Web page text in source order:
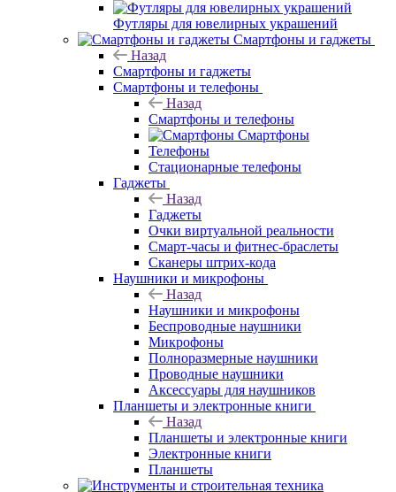
Футляры для ювелирных украшений
Смартфоны и гаджеты
Назад
Смартфоны и гаджеты
Смартфоны и телефоны
Назад
Смартфоны и телефоны
Смартфоны
Телефоны
Стационарные телефоны
Гаджеты
Назад
Гаджеты
Очки виртуальной реальности
Смарт-часы и фитнес-браслеты
Сканеры штрих-кода
Наушники и микрофоны
Назад
Наушники и микрофоны
Беспроводные наушники
Микрофоны
Полноразмерные наушники
Проводные наушники
Аксессуары для наушников
Планшеты и электронные книги
Назад
Планшеты и электронные книги
Электронные книги
Планшеты